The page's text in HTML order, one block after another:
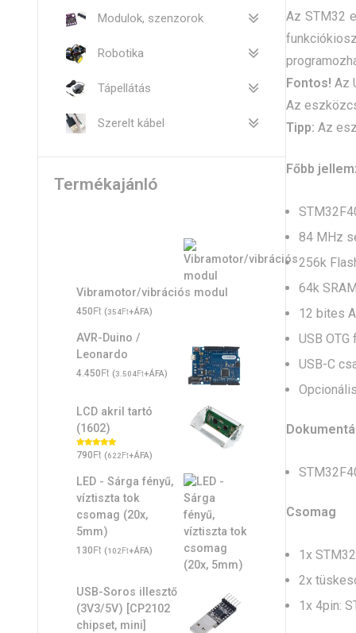
Az STM32
Fontos! Az
Az
Tipp: Az
Főbb
84 MHz
256k
64k
12 bites
USB
USB-C
Csomag
1x
2x
1x 4pin:
Modulok, szenzorok
Robotika
Tápellátás
Szerelt kábel
Termékajánló
Vibramotor/vibrációs modul
450Ft (354Ft+ÁFA)
AVR-Duino /
Leonardo
4.450Ft (3.504Ft+ÁFA)
LCD akril tartó
(1602)
Értékelés:
5.00/ 5
790Ft (622Ft+ÁFA)
LED - Sárga fényű,
víztiszta tok
csomag (20x,
5mm)
130Ft (102Ft+ÁFA)
USB-Soros illesztő
(3V3/5V) [CP2102
chipset, mini]